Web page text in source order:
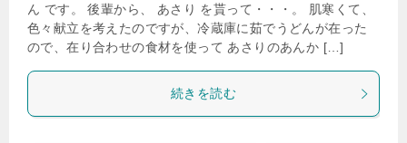
ん です。 後輩から、 あさり を貰って・・・。 肌寒くて、
色々献立を考えたのですが、冷蔵庫に茹でうどんが在った
ので、在り合わせの食材を使って あさりのあんか […]
続きを読む